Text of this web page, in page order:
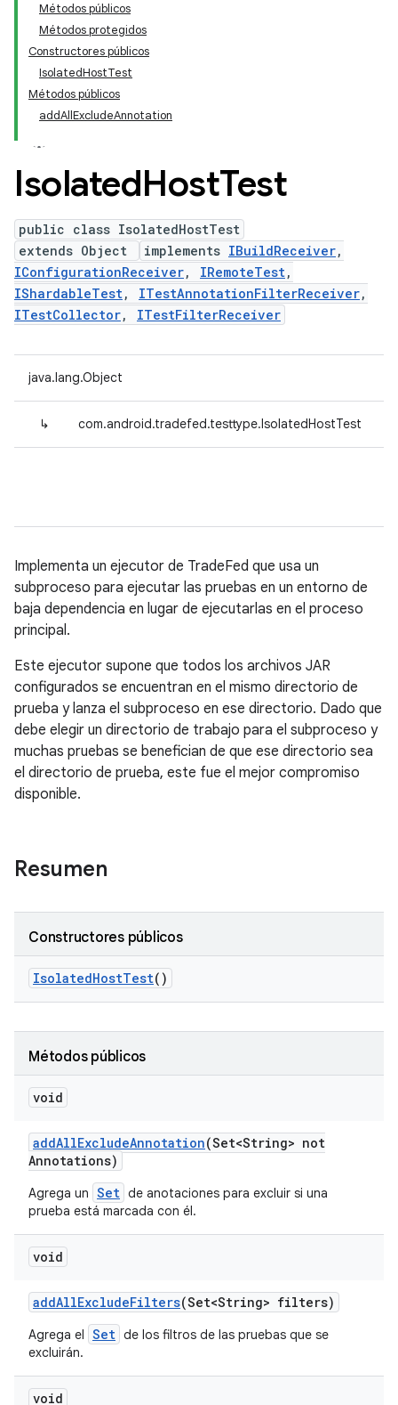
Métodos públicos
Métodos protegidos
Constructores públicos
IsolatedHostTest
Métodos públicos
addAllExcludeAnnotation
IsolatedHostTest
public class IsolatedHostTest
extends Object
implements IBuildReceiver,
IConfigurationReceiver, IRemoteTest,
IShardableTest, ITestAnnotationFilterReceiver,
ITestCollector, ITestFilterReceiver
java.lang.Object
↳ com.android.tradefed.testtype.IsolatedHostTest
Implementa un ejecutor de TradeFed que usa un
subproceso para ejecutar las pruebas en un entorno de
baja dependencia en lugar de ejecutarlas en el proceso
principal.
Este ejecutor supone que todos los archivos JAR
configurados se encuentran en el mismo directorio de
prueba y lanza el subproceso en ese directorio. Dado que
debe elegir un directorio de trabajo para el subproceso y
muchas pruebas se benefician de que ese directorio sea
el directorio de prueba, este fue el mejor compromiso
disponible.
Resumen
Constructores públicos
IsolatedHostTest()
Métodos públicos
void
addAllExcludeAnnotation(Set<String> not
Annotations)
Agrega un Set de anotaciones para excluir si una
prueba está marcada con él.
void
addAllExcludeFilters(Set<String> filters)
Agrega el Set de los filtros de las pruebas que se
excluirán.
void